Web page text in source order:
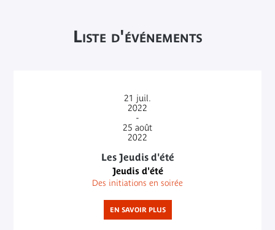
Liste d'événements
21 juil.
2022
-
25 août
2022
Les Jeudis d'été
Jeudis d'été
Des initiations en soirée
EN SAVOIR PLUS